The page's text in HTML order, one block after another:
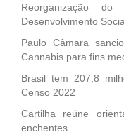
Reorganização
Desenvolvimento
Paulo Câmara
Cannabis para fins
Brasil tem 207,8
Censo 2022
Cartilha reúne
enchentes